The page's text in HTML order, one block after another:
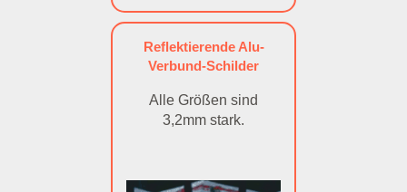
Reflektierende Alu-
Verbund-Schilder
Alle Größen sind
3,2mm stark.